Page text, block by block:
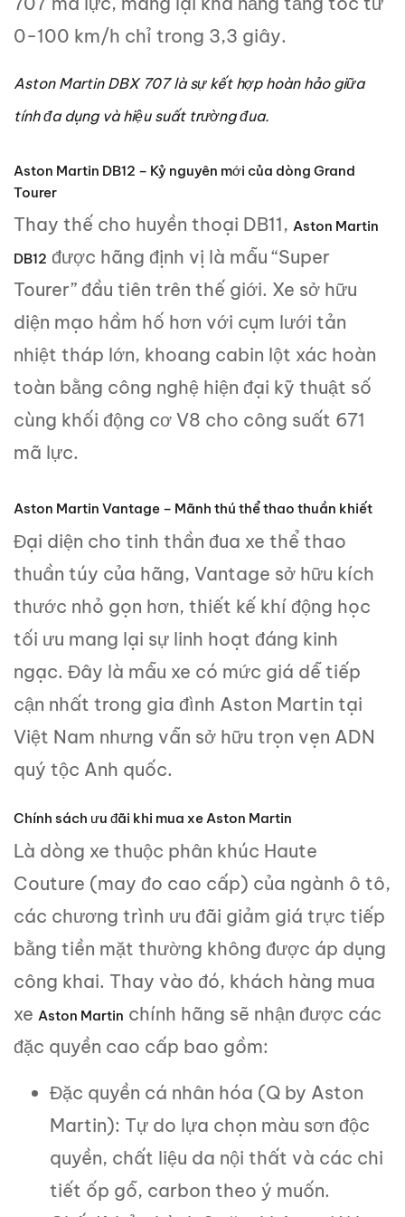
0-100 km/h chỉ trong 3,3 giây.
Aston Martin DBX 707 là sự kết hợp hoàn hảo giữa
tính đa dụng và hiệu suất trường đua.
Aston Martin DB12 – Kỷ nguyên mới của dòng Grand
Tourer
Thay thế cho huyền thoại DB11, Aston Martin
DB12 được hãng định vị là mẫu “Super
Tourer” đầu tiên trên thế giới. Xe sở hữu
diện mạo hầm hố hơn với cụm lưới tản
nhiệt tháp lớn, khoang cabin lột xác hoàn
toàn bằng công nghệ hiện đại kỹ thuật số
cùng khối động cơ V8 cho công suất 671
mã lực.
Aston Martin Vantage – Mãnh thú thể thao thuần khiết
Đại diện cho tinh thần đua xe thể thao
thuần túy của hãng, Vantage sở hữu kích
thước nhỏ gọn hơn, thiết kế khí động học
tối ưu mang lại sự linh hoạt đáng kinh
ngạc. Đây là mẫu xe có mức giá dễ tiếp
cận nhất trong gia đình Aston Martin tại
Việt Nam nhưng vẫn sở hữu trọn vẹn ADN
quý tộc Anh quốc.
Chính sách ưu đãi khi mua xe Aston Martin
Là dòng xe thuộc phân khúc Haute
Couture (may đo cao cấp) của ngành ô tô,
các chương trình ưu đãi giảm giá trực tiếp
bằng tiền mặt thường không được áp dụng
công khai. Thay vào đó, khách hàng mua
xe Aston Martin chính hãng sẽ nhận được các
đặc quyền cao cấp bao gồm:
Đặc quyền cá nhân hóa (Q by Aston
Martin): Tự do lựa chọn màu sơn độc
quyền, chất liệu da nội thất và các chi
tiết ốp gỗ, carbon theo ý muốn.